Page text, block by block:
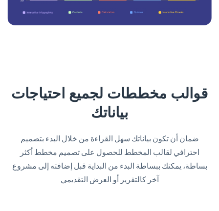
قوالب مخططات لجميع احتياجات
بياناتك
ضمان أن تكون بياناتك سهل القراءة من خلال البدء بتصميم
احترافي لقالب المخطط للحصول على تصميم مخطط أكثر
بساطة، يمكنك ببساطة البدء من البداية قبل إضافته إلى مشروع
آخر كالتقرير أو العرض التقديمي